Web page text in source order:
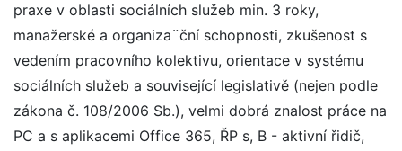
praxe v oblasti sociálních služeb min. 3 roky,
manažerské a organiza¨ční schopnosti, zkušenost s
vedením pracovního kolektivu, orientace v systému
sociálních služeb a související legislativě (nejen podle
zákona č. 108/2006 Sb.), velmi dobrá znalost práce na
PC a s aplikacemi Office 365, ŘP s, B - aktivní řidič,